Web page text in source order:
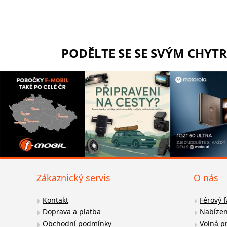
PODĚLTE SE SE SVÝM
Zákaznický servis
Kontakt
Doprava a platba
Obchodní podmínky
O nás
Férový
Volná